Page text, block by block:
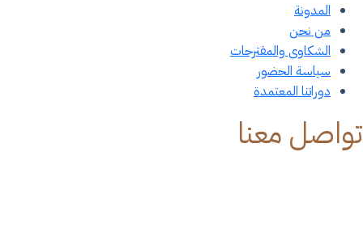
المدونة
من نحن
الشكاوى والمقترحات
سياسة الحضور
دوراتنا المعتمدة
معنا